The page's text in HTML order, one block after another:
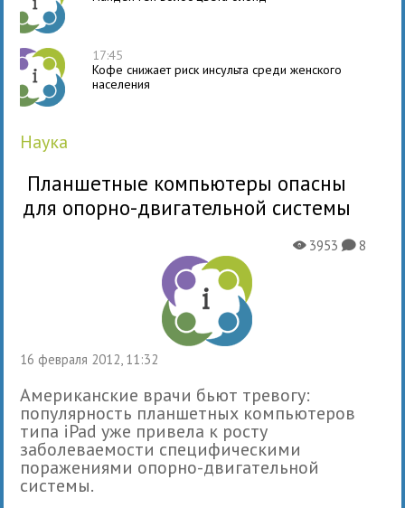
17:45
Кофе снижает риск инсульта среди женского
населения
наука
Планшетные компьютеры опасны
для опорно-двигательной системы
16 февраля 2012, 11:32
X3953K8
Американские врачи бьют тревогу:
популярность планшетных компьютеров
типа iPad уже привела к росту
заболеваемости специфическими
поражениями опорно-двигательной
системы.